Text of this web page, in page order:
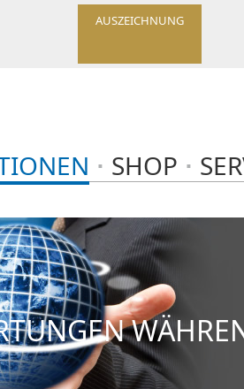
AUSZEICHNUNG
SHOP